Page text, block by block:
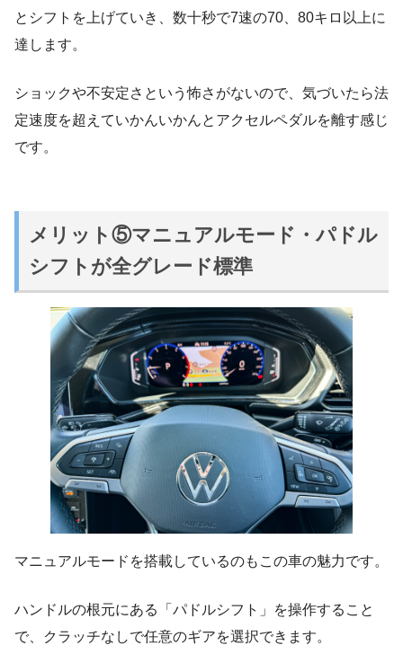
とシフトを上げていき、数十秒で7速の70、80キロ以上に
達します。
ショックや不安定さという怖さがないので、気づいたら法
定速度を超えていかんいかんとアクセルペダルを離す感じ
です。
メリット⑤マニュアルモード・パドル
シフトが全グレード標準
マニュアルモードを搭載しているのもこの車の魅力です。
ハンドルの根元にある「パドルシフト」を操作すること
で、クラッチなしで任意のギアを選択できます。